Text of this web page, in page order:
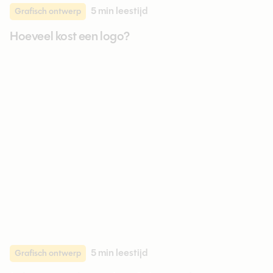
Grafisch ontwerp 5 min leestijd
Hoeveel kost een logo?
Grafisch ontwerp 5 min leestijd